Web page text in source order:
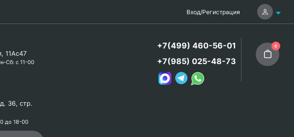
Вход/Регистрация
11Ас47
Сб: с 11-00
36, стр.
до 18-00
+7(499) 460-56-01
+7(985) 025-48-73
0